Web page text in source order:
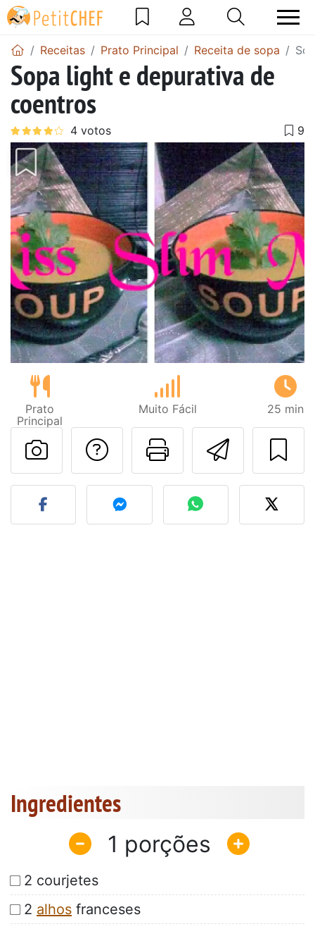
Receitas Prato Principal Receita de sopa
Sopa light e depurativa de
coentros
Prato
Principal
Muito Fácil 25 min
Imprima
Falar com o autor
Fez esta receita?
Ingredientes
1
2 courjetes
2 alhos franceses